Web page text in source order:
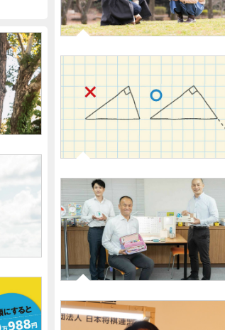
授が子育て世代に教える"4つの
コツ"
に
｣外
年生
開成や桜蔭に合格する子も描い
てしまう…二等辺ではない二等
辺三角形､直角ではない直角三
角形｢実例｣
約
救
スゴ
今どき…｢アナログ文具で売上
300%UP｣大阪のおじさん社員